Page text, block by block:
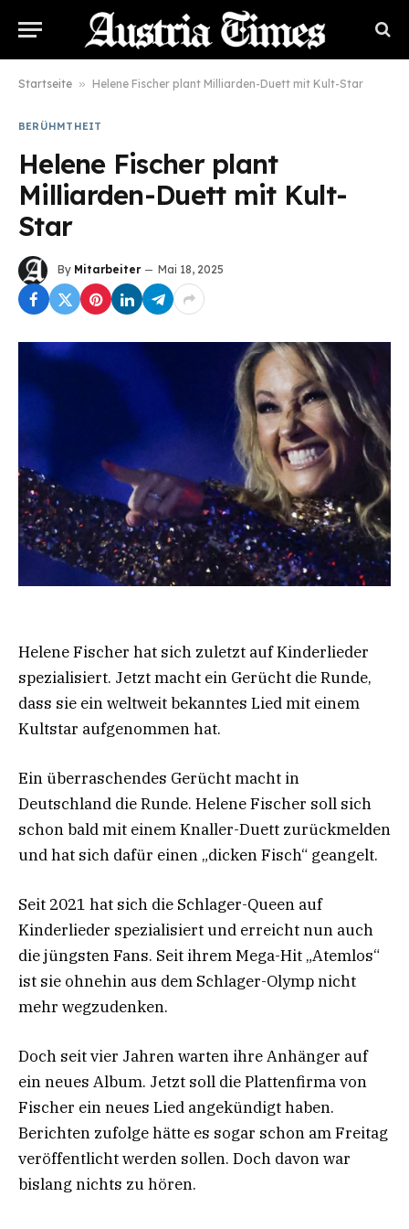
Startseite » Helene Fischer plant Milliarden-Duett mit Kult-Star
BERÜHMTHEIT
Helene Fischer plant
Milliarden-Duett mit Kult-
Star
By Mitarbeiter Mai 18, 2025
Helene Fischer hat sich zuletzt auf Kinderlieder
spezialisiert. Jetzt macht ein Gerücht die Runde,
dass sie ein weltweit bekanntes Lied mit einem
Kultstar aufgenommen hat.
Ein überraschendes Gerücht macht in
Deutschland die Runde. Helene Fischer soll sich
schon bald mit einem Knaller-Duett zurückmelden
und hat sich dafür einen „dicken Fisch“ geangelt.
Seit 2021 hat sich die Schlager-Queen auf
Kinderlieder spezialisiert und erreicht nun auch
die jüngsten Fans. Seit ihrem Mega-Hit „Atemlos“
ist sie ohnehin aus dem Schlager-Olymp nicht
mehr wegzudenken.
Doch seit vier Jahren warten ihre Anhänger auf
ein neues Album. Jetzt soll die Plattenfirma von
Fischer ein neues Lied angekündigt haben.
Berichten zufolge hätte es sogar schon am Freitag
veröffentlicht werden sollen. Doch davon war
bislang nichts zu hören.